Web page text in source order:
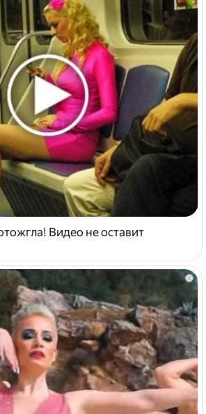
Видео не оставит
i